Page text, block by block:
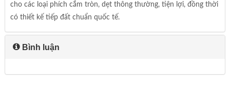
cho các loại phích cắm tròn, dẹt thông thường, tiện lợi, đồng thời
có thiết kế tiếp đất chuẩn quốc tế.
Bình luận